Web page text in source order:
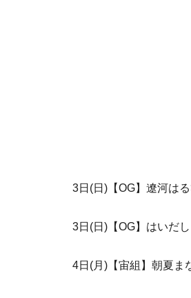
3日(日)【OG】遼河は
3日(日)【OG】はいだ
4日(月)【宙組】朝夏ま